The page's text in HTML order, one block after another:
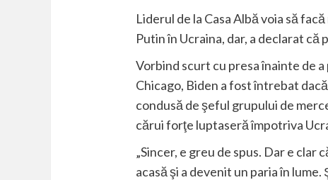
Liderul de la Casa Albă voia să
Putin în Ucraina, dar, a declarat
Vorbind scurt cu presa înainte de
Chicago, Biden a fost întrebat
condusă de şeful grupului de
cărui forţe luptaseră împotriva
„Sincer, e greu de spus. Dar e
acasă şi a devenit un paria în